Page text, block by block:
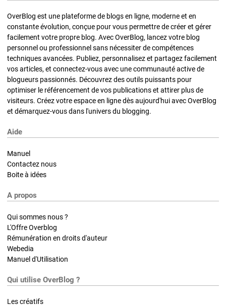
OverBlog est une plateforme de blogs en ligne, moderne et en
constante évolution, conçue pour vous permettre de créer et gérer
facilement votre propre blog. Avec OverBlog, lancez votre blog
personnel ou professionnel sans nécessiter de compétences
techniques avancées. Publiez, personnalisez et partagez facilement
vos articles, et connectez-vous avec une communauté active de
blogueurs passionnés. Découvrez des outils puissants pour
optimiser le référencement de vos publications et attirer plus de
visiteurs. Créez votre espace en ligne dès aujourd'hui avec OverBlog
et démarquez-vous dans l'univers du blogging.
Aide
Manuel
Contactez nous
Boite à idées
A propos
Qui sommes nous ?
L'Offre Overblog
Rémunération en droits d'auteur
Webedia
Manuel d'Utilisation
Qui utilise OverBlog ?
Les créatifs